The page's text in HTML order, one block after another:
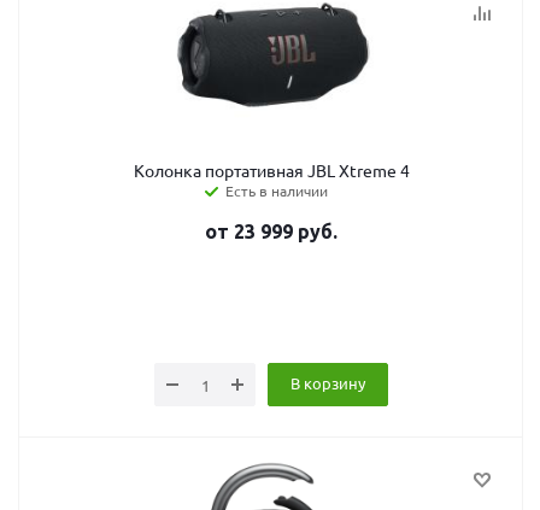
Колонка портативная JBL Xtreme 4
Есть в наличии
от 23 999 руб.
В корзину